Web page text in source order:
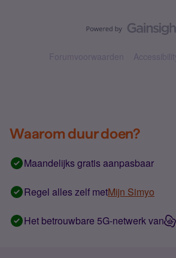
Forumvoorwaarden
Waarom duur doen?
Maandelijks gratis aanpasbaar
Regel alles zelf metMijn Simyo
Het betrouwbare 5G-netwerk van